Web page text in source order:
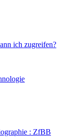
ich zugreifen?
: ZfBB